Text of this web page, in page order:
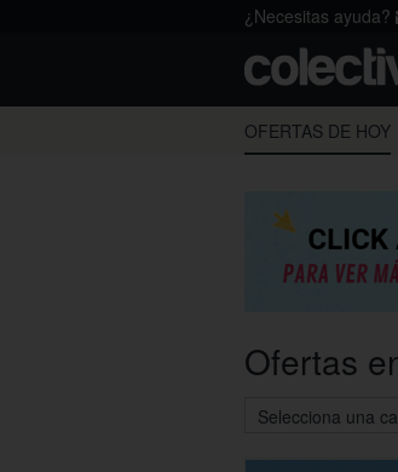
¿Necesitas ayuda?
A Coruña
Gijón
OFERTAS DE HOY
Ofertas